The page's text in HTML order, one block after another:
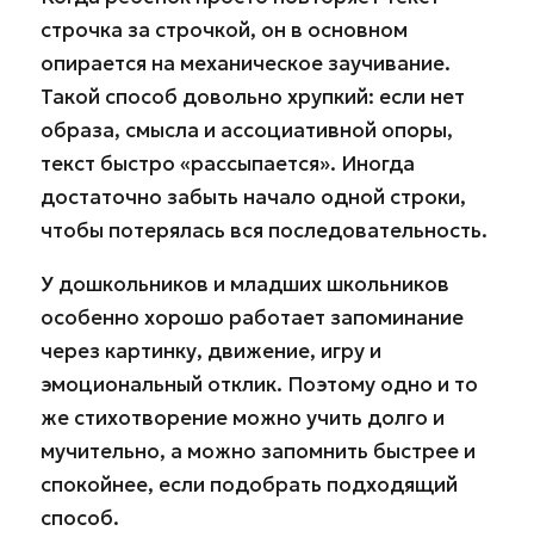
строчка за строчкой, он в основном
опирается на механическое заучивание.
Такой способ довольно хрупкий: если нет
образа, смысла и ассоциативной опоры,
текст быстро «рассыпается». Иногда
достаточно забыть начало одной строки,
чтобы потерялась вся последовательность.
У дошкольников и младших школьников
особенно хорошо работает запоминание
через картинку, движение, игру и
эмоциональный отклик. Поэтому одно и то
же стихотворение можно учить долго и
мучительно, а можно запомнить быстрее и
спокойнее, если подобрать подходящий
способ.